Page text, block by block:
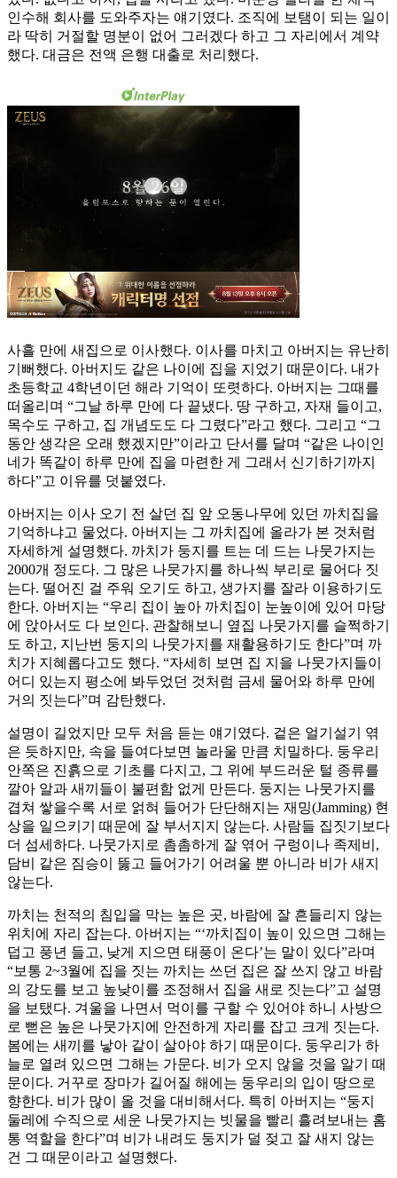
인수해 회사를 도와주자는 얘기였다. 조직에 보탬이 되는 일이
라 딱히 거절할 명분이 없어 그러겠다 하고 그 자리에서 계약
했다. 대금은 전액 은행 대출로 처리했다.
사흘 만에 새집으로 이사했다. 이사를 마치고 아버지는 유난히
기뻐했다. 아버지도 같은 나이에 집을 지었기 때문이다. 내가
초등학교 4학년이던 해라 기억이 또렷하다. 아버지는 그때를
떠올리며 “그날 하루 만에 다 끝냈다. 땅 구하고, 자재 들이고,
목수도 구하고, 집 개념도도 다 그렸다”라고 했다. 그리고 “그
동안 생각은 오래 했겠지만”이라고 단서를 달며 “같은 나이인
네가 똑같이 하루 만에 집을 마련한 게 그래서 신기하기까지
하다”고 이유를 덧붙였다.
아버지는 이사 오기 전 살던 집 앞 오동나무에 있던 까치집을
기억하냐고 물었다. 아버지는 그 까치집에 올라가 본 것처럼
자세하게 설명했다. 까치가 둥지를 트는 데 드는 나뭇가지는
2000개 정도다. 그 많은 나뭇가지를 하나씩 부리로 물어다 짓
는다. 떨어진 걸 주워 오기도 하고, 생가지를 잘라 이용하기도
한다. 아버지는 “우리 집이 높아 까치집이 눈높이에 있어 마당
에 앉아서도 다 보인다. 관찰해보니 옆집 나뭇가지를 슬쩍하기
도 하고, 지난번 둥지의 나뭇가지를 재활용하기도 한다”며 까
치가 지혜롭다고도 했다. “자세히 보면 집 지을 나뭇가지들이
어디 있는지 평소에 봐두었던 것처럼 금세 물어와 하루 만에
거의 짓는다”며 감탄했다.
설명이 길었지만 모두 처음 듣는 얘기였다. 겉은 얼기설기 엮
은 듯하지만, 속을 들여다보면 놀라울 만큼 치밀하다. 둥우리
안쪽은 진흙으로 기초를 다지고, 그 위에 부드러운 털 종류를
깔아 알과 새끼들이 불편함 없게 만든다. 둥지는 나뭇가지를
겹쳐 쌓을수록 서로 얽혀 들어가 단단해지는 재밍(Jamming) 현
상을 일으키기 때문에 잘 부서지지 않는다. 사람들 집짓기보다
더 섬세하다. 나뭇가지로 촘촘하게 잘 엮어 구렁이나 족제비,
담비 같은 짐승이 뚫고 들어가기 어려울 뿐 아니라 비가 새지
않는다.
까치는 천적의 침입을 막는 높은 곳, 바람에 잘 흔들리지 않는
위치에 자리 잡는다. 아버지는 “‘까치집이 높이 있으면 그해는
덥고 풍년 들고, 낮게 지으면 태풍이 온다’는 말이 있다”라며
“보통 2~3월에 집을 짓는 까치는 쓰던 집은 잘 쓰지 않고 바람
의 강도를 보고 높낮이를 조정해서 집을 새로 짓는다”고 설명
을 보탰다. 겨울을 나면서 먹이를 구할 수 있어야 하니 사방으
로 뻗은 높은 나뭇가지에 안전하게 자리를 잡고 크게 짓는다.
봄에는 새끼를 낳아 같이 살아야 하기 때문이다. 둥우리가 하
늘로 열려 있으면 그해는 가문다. 비가 오지 않을 것을 알기 때
문이다. 거꾸로 장마가 길어질 해에는 둥우리의 입이 땅으로
향한다. 비가 많이 올 것을 대비해서다. 특히 아버지는 “둥지
둘레에 수직으로 세운 나뭇가지는 빗물을 빨리 흘려보내는 홈
통 역할을 한다”며 비가 내려도 둥지가 덜 젖고 잘 새지 않는
건 그 때문이라고 설명했다.